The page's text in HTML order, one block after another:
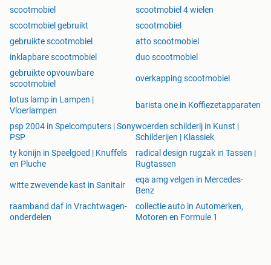
scootmobiel
scootmobiel 4 wielen
scootmobiel gebruikt
scootmobiel
gebruikte scootmobiel
atto scootmobiel
inklapbare scootmobiel
duo scootmobiel
gebruikte opvouwbare
scootmobiel
overkapping scootmobiel
lotus lamp in Lampen |
Vloerlampen
barista one in Koffiezetapparaten
psp 2004 in Spelcomputers | Sony
PSP
woerden schilderij in Kunst |
Schilderijen | Klassiek
ty konijn in Speelgoed | Knuffels
en Pluche
radical design rugzak in Tassen |
Rugtassen
witte zwevende kast in Sanitair
eqa amg velgen in Mercedes-
Benz
raamband daf in Vrachtwagen-
onderdelen
collectie auto in Automerken,
Motoren en Formule 1